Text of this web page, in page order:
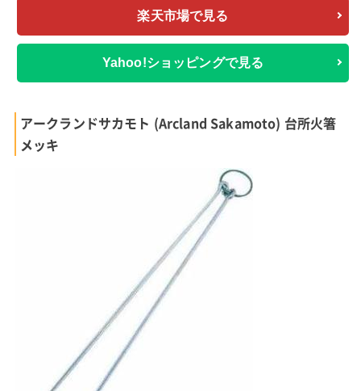
楽天市場で見る
Yahoo!ショッピングで見る
アークランドサカモト (Arcland Sakamoto) 台所火箸
メッキ